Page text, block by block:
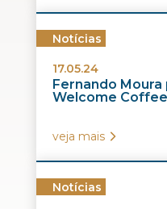
Notícias
17.05.24
Fernando
Welcome
veja mais
Notícias